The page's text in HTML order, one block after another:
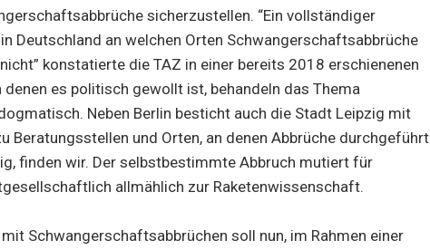
sicherzustellen. “Ein vollständiger
Deutschland an welchen Orten Schwangerschaftsabbrüche
konstatierte die TAZ in einer bereits 2018 erschienenen
denen es politisch gewollt ist, behandeln das Thema
Neben Berlin besticht auch die Stadt Leipzig mit
Beratungsstellen und Orten, an denen Abbrüche durchgeführt
finden wir. Der selbstbestimmte Abbruch mutiert für
allmählich zur Raketenwissenschaft.
Schwangerschaftsabbrüchen soll nun, im Rahmen einer